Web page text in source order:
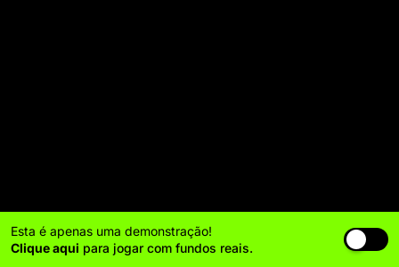
Esta é apenas uma demonstração!
Clique aqui para jogar com fundos reais.